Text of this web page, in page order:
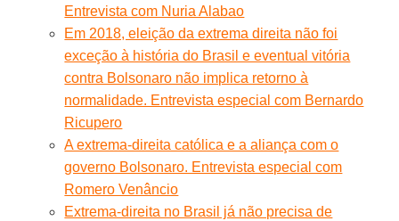
Entrevista com Nuria Alabao
Em 2018, eleição da extrema direita não foi
exceção à história do Brasil e eventual vitória
contra Bolsonaro não implica retorno à
normalidade. Entrevista especial com Bernardo
Ricupero
A extrema-direita católica e a aliança com o
governo Bolsonaro. Entrevista especial com
Romero Venâncio
Extrema-direita no Brasil já não precisa de